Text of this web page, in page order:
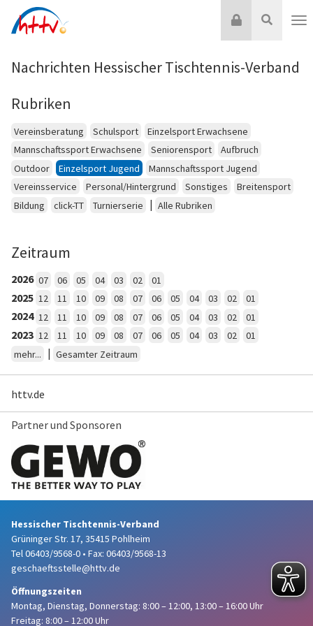
Inhalt
Suche
Login
Nachrichten Hessischer Tischtennis-Verband
Rubriken
Vereinsberatung Schulsport
Einzelsport Erwachsene
Mannschaftssport Erwachsene
Seniorensport
Aufbruch
Outdoor
Einzelsport Jugend
Mannschaftssport Jugend
Vereinsservice
Personal/Hintergrund Sonstiges
Breitensport
Bildung
click-TT Turnierserie | Alle Rubriken
Zeitraum
2026 07 06 05 04 03 02 01
2025 12 11 10 09 08 07 06 05 04 03 02 01
2024 12 11 10 09 08 07 06 05 04 03 02 01
2023 12 11 10 09 08 07 06 05 04 03 02
01
mehr...
| Gesamter Zeitraum
httv.de
Partner und Sponsoren
Hessischer Tischtennis-Verband
Grüninger Str. 17, 35415 Pohlheim
Tel 06403/9568-0 • Fax: 06403/9568-13
geschaeftsstelle@httv.de
Öffnungszeiten
Montag, Dienstag, Donnerstag: 8:00 – 12:00, 13:00 – 16:00 Uhr
Freitag: 8:00 – 12:00 Uhr